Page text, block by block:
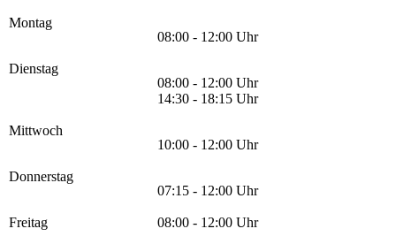
Montag
08:00 - 12:00 Uhr
Dienstag
08:00 - 12:00 Uhr
14:30 - 18:15 Uhr
Mittwoch
10:00 - 12:00 Uhr
Donnerstag
07:15 - 12:00 Uhr
Freitag 08:00 - 12:00 Uhr